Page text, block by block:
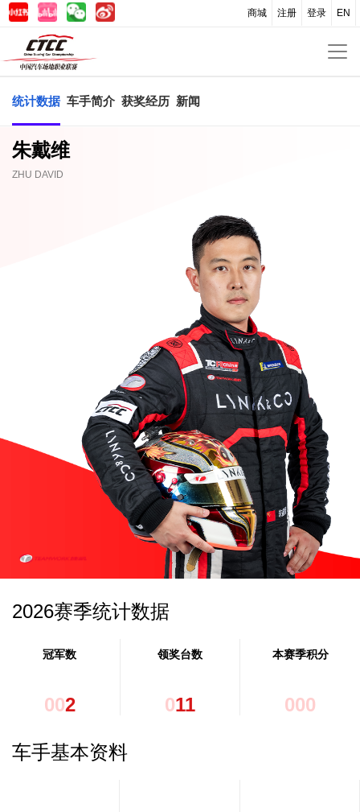
EN
登录
注册
商城
统计数据 车手简介 获奖经历 新闻
朱戴维
ZHU DAVID
2026赛季统计数据
冠军数
002
领奖台数
011
本赛季积分
000
车手基本资料